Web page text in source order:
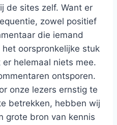
de sites zelf. Want er
zowel positief
die iemand
oorspronkelijke stuk
helemaal niets mee.
ontsporen.
onze lezers ernstig te
betrekken, hebben wij
grote bron van kennis